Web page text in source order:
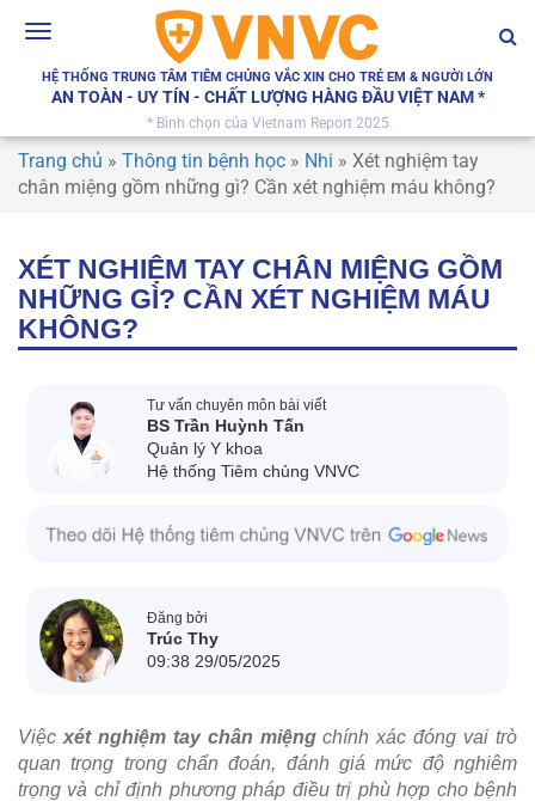
Toggle
HỆ THỐNG TRUNG TÂM TIÊM CHỦNG VẮC XIN CHO TRẺ EM & NGƯỜI LỚN
AN TOÀN - UY TÍN - CHẤT LƯỢNG HÀNG ĐẦU VIỆT NAM *
* Bình chọn của Vietnam Report 2025
Trang chủ » Thông tin bệnh học » Nhi » Xét nghiệm tay
chân miệng gồm những gì? Cần xét nghiệm máu không?
XÉT NGHIỆM TAY CHÂN MIỆNG GỒM
NHỮNG GÌ? CẦN XÉT NGHIỆM MÁU
KHÔNG?
Tư vấn chuyên môn bài viết
BS Trần Huỳnh Tấn
Quản lý Y khoa
Hệ thống Tiêm chủng VNVC
Đăng bởi
Trúc Thy
09:38 29/05/2025
Việc xét nghiệm tay chân miệngchính xác đóng vai trò
quan trọng trong chẩn đoán, đánh giá mức độ nghiêm
trọng và chỉ định phương pháp điều trị phù hợp cho bệnh